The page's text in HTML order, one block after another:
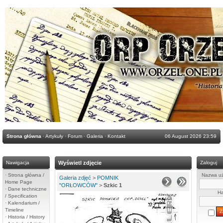
Strona główna ·Artykuły · Forum · Galeria · Kontakt 06 August 2026 23:59
Nawigacja
· Strona główna /
Home Page
· Dane techniczne
/ Specification
· Kalendarium /
Timeline
· Historia / History
Wyświetl zdjęcie
Galeria zdjęć > POMNIK
"ORŁOWCÓW" > Szkic 1
Zaloguj
Nazwa